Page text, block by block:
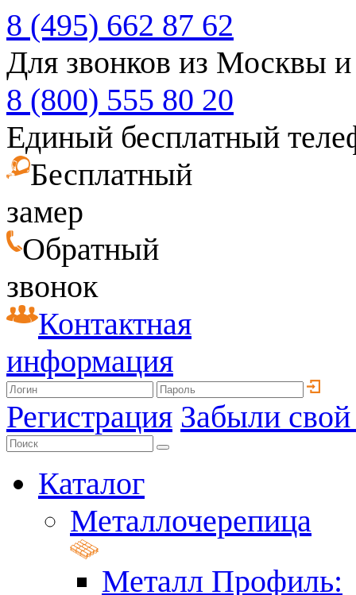
8 (495) 662 87 62
Для звонков из Москвы
8 (800) 555 80 20
Единый бесплатный
Бесплатный
замер
Обратный
звонок
Контактная
информация
Регистрация Забыли
Каталог
Металлочерепица
Металл Профиль: